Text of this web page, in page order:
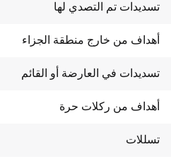
تسديدات تم التصدي لها
أهداف من خارج منطقة الجزاء
تسديدات في العارضة أو القائم
أهداف من ركلات حرة
تسللات